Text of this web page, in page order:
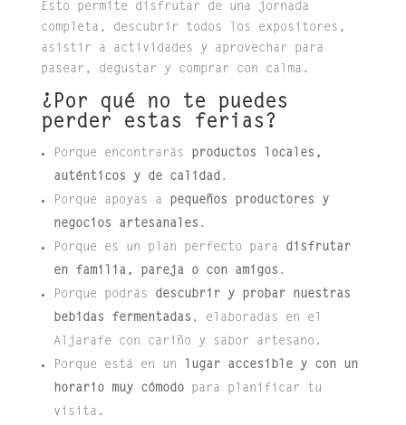
Esto permite disfrutar de una jornada
completa, descubrir todos los expositores,
asistir a actividades y aprovechar para
pasear, degustar y comprar con calma.
¿Por qué no te puedes
perder estas ferias?
Porque encontrarás productos locales,
auténticos y de calidad.
Porque apoyas a pequeños productores y
negocios artesanales .
Porque es un plan perfecto para disfrutar
en familia, pareja o con amigos .
Porque podrás descubrir y probar nuestras
bebidas fermentadas , elaboradas en el
Aljarafe con cariño y sabor artesano.
Porque está en un
lugar accesible y con un
horario muy cómodopara planificar tu
visita.